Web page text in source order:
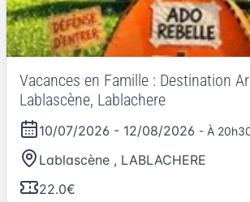
Vacances en Famille : Destination
Lablascène, Lablachere
10/07/2026 - 12/08/2026 - À
Lablascène , LABLACHERE
22.0€